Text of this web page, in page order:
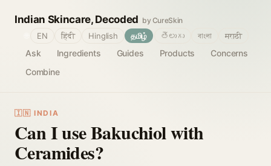
Indian Skincare, Decoded by CureSkin
Ask Ingredients Guides Products
Concerns
Combine
EN हिंदी Hinglish தமிழ் తెలుగు বাংলা मराठी
🇮🇳 INDIA
Can I use Bakuchiol with
Ceramides?